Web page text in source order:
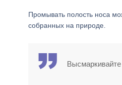
Промывать полость носа
собранных на природе.